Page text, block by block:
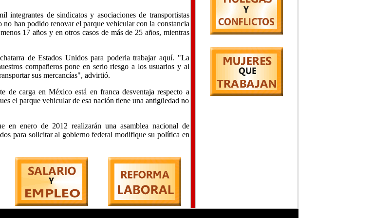
integrantes de sindicatos y asociaciones de transportistas
han podido renovar el parque vehicular con la constancia
17 años y en otros casos de más de 25 años, mientras
de Estados Unidos para poderla trabajar aquí. "La
compañeros pone en serio riesgo a los usuarios y al
sus mercancías", advirtió.
de carga en México está en franca desventaja respecto a
el parque vehicular de esa nación tiene una antigüedad no
en enero de 2012 realizarán una asamblea nacional de
para solicitar al gobierno federal modifique su política en